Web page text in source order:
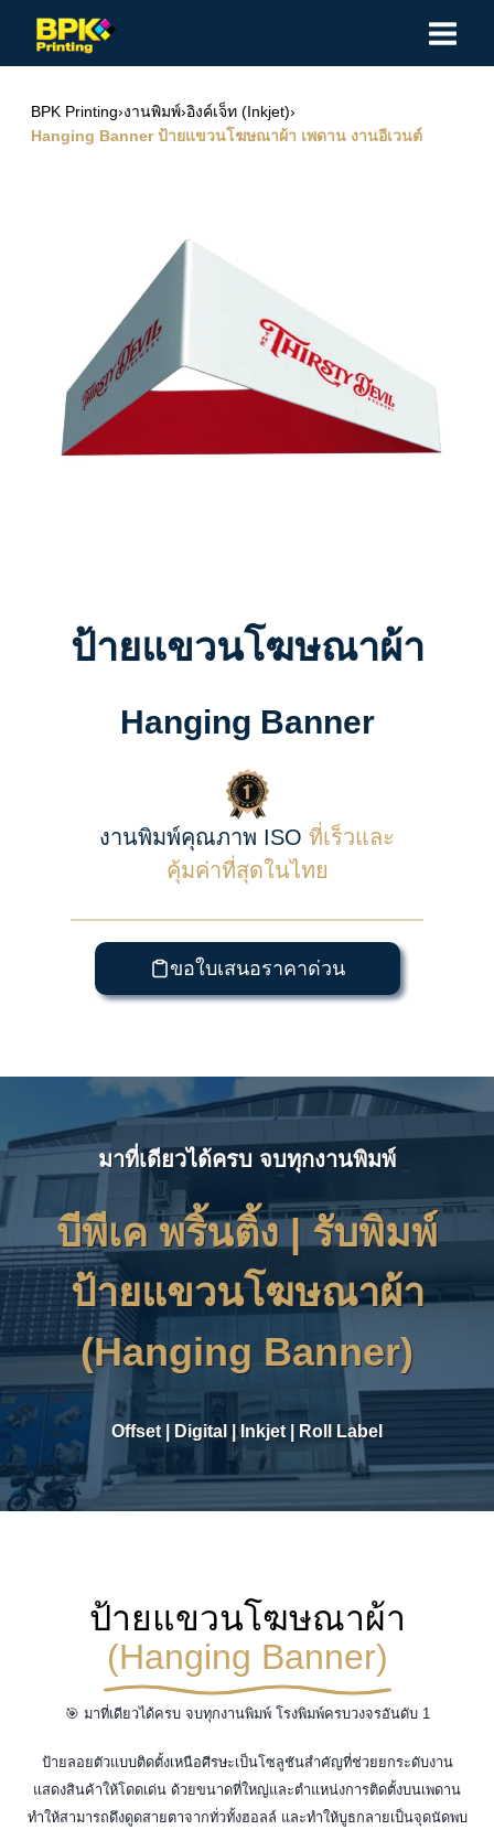
BPK Printing›งานพิมพ์›อิงค์เจ็ท (Inkjet)›
Hanging Banner ป้ายแขวนโฆษณาผ้า เพดาน งานอีเวนต์
ป้ายแขวนโฆษณาผ้า
Hanging Banner
งานพิมพ์คุณภาพ ISO ที่เร็วและ
คุ้มค่าที่สุดในไทย
ขอใบเสนอราคาด่วน
มาที่เดียวได้ครบ จบทุกงานพิมพ์
บีพีเค พริ้นติ้ง | รับพิมพ์
ป้ายแขวนโฆษณาผ้า
(Hanging Banner)
Offset| Digital Inkjet| Roll Label
ป้ายแขวนโฆษณาผ้า
(Hanging Banner)
🎯 มาที่เดียวได้ครบ จบทุกงานพิมพ์ โรงพิมพ์ครบวงจรอันดับ 1
ป้ายลอยตัวแบบติดตั้งเหนือศีรษะเป็นโซลูชันสำคัญที่ช่วยยกระดับงาน
แสดงสินค้าให้โดดเด่น ด้วยขนาดที่ใหญ่และตำแหน่งการติดตั้งบนเพดาน
ทำให้สามารถดึงดูดสายตาจากทั่วทั้งฮอลล์ และทำให้บูธกลายเป็นจุดนัดพบ